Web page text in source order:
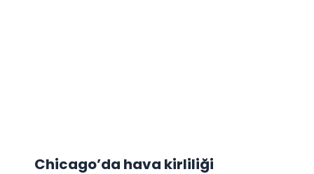
Chicago’da hava kirliliği